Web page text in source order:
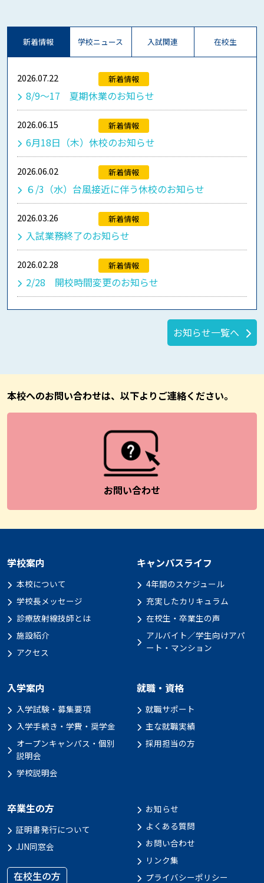
新着情報 学校ニュース 入試関連 在校生
2026.07.22 新着情報
8/9～17 夏期休業のお知らせ
2026.06.15 新着情報
6月18日（木）休校のお知らせ
2026.06.02 新着情報
６/3（水）台風接近に伴う休校のお知らせ
2026.03.26 新着情報
入試業務終了のお知らせ
2026.02.28 新着情報
2/28 開校時間変更のお知らせ
お知らせ一覧へ
本校へのお問い合わせは、以下よりご連絡ください。
お問い合わせ
学校案内
本校について
学校長メッセージ
診療放射線技師とは
施設紹介
アクセス
キャンパスライフ
4年間のスケジュール
充実したカリキュラム
在校生・卒業生の声
アルバイト／学生向けアパ
ート・マンション
入学案内
入学試験・募集要項
入学手続き・学費・奨学金
オープンキャンパス・個別
説明会
学校説明会
就職・資格
就職サポート
主な就職実績
採用担当の方
卒業生の方
証明書発行について
JJN同窓会
在校生の方
お知らせ
よくある質問
お問い合わせ
リンク集
プライバシーポリシー